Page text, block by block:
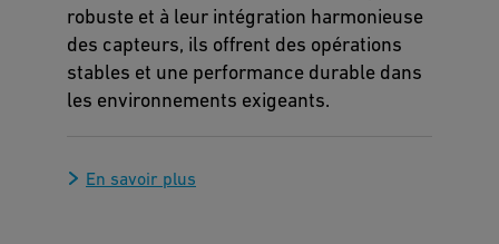
robuste et à leur intégration harmonieuse
des capteurs, ils offrent des opérations
stables et une performance durable dans
les environnements exigeants.
En savoir plus